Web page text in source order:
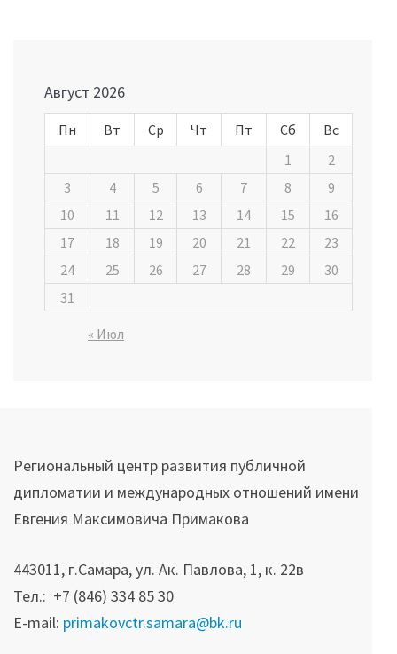
записям
Август 2026
Пн Вт Ср Чт Пт Сб
Вс
1
2
3
4 5 6 7 8
9
10
11 12 13 14 15
16
17
18 19 20 21 22
23
24
25 26 27 28 29
30
31
« Июл
Региональный центр развития публичной
дипломатии и международных отношений имени
Евгения Максимовича Примакова
443011, г.Самара, ул. Ак. Павлова, 1, к. 22в
Тел.: +7 (846) 334 85 30
E-mail: primakovctr.samara@bk.ru